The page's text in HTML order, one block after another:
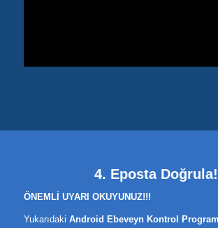
4. Eposta Doğrula!
ÖNEMLİ UYARI OKUYUNUZ!!!
Yukarıdaki Android Ebeveyn Kontrol